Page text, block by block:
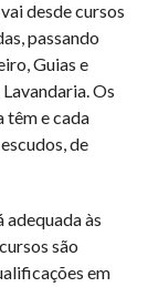
desde cursos
passando
Guias e
Os
têm e cada
de
às
são
em